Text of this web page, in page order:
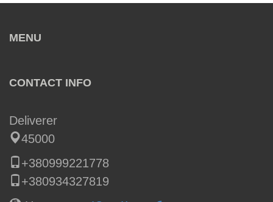
MENU
CONTACT INFO
Deliverer
45000
+380999221778
+380934327819